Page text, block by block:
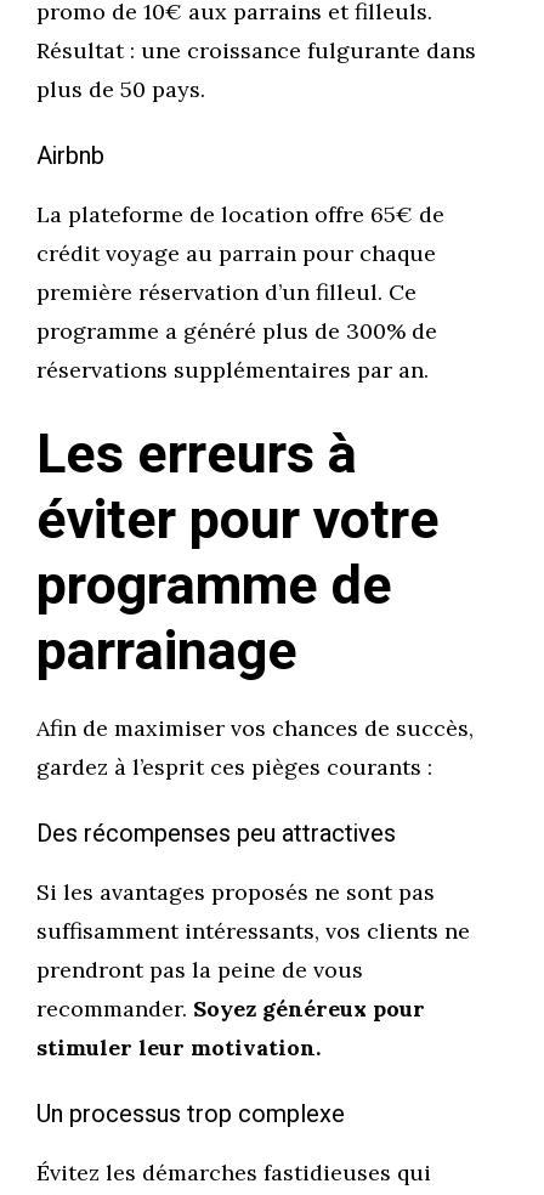
promo de 10€ aux parrains et filleuls.
Résultat : une croissance fulgurante dans
plus de 50 pays.
Airbnb
La plateforme de location offre 65€ de
crédit voyage au parrain pour chaque
première réservation d’un filleul. Ce
programme a généré plus de 300% de
réservations supplémentaires par an.
Les erreurs à
éviter pour votre
programme de
parrainage
Afin de maximiser vos chances de succès,
gardez à l’esprit ces pièges courants :
Des récompenses peu attractives
Si les avantages proposés ne sont pas
suffisamment intéressants, vos clients ne
prendront pas la peine de vous
recommander. Soyez généreux pour
stimuler leur motivation.
Un processus trop complexe
Évitez les démarches fastidieuses qui